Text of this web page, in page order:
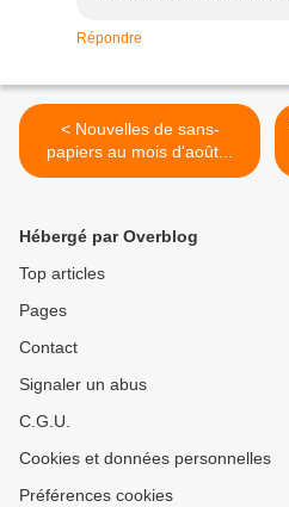
Répondre
< Nouvelles de sans-
papiers au mois d'août...
Hébergé par Overblog
Top articles
Pages
Contact
Signaler un abus
C.G.U.
Cookies et données personnelles
Préférences cookies